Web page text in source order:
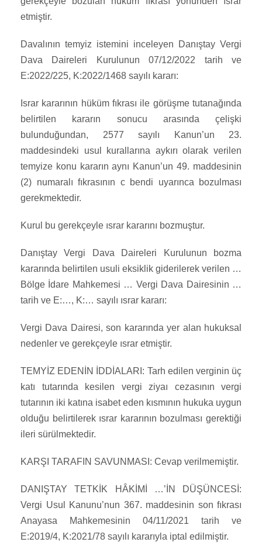
etmiştir.
Davalının temyiz istemini inceleyen Danıştay Vergi
Dava Daireleri Kurulunun 07/12/2022 tarih ve
E:2022/225, K:2022/1468 sayılı kararı:
Israr kararının hüküm fıkrası ile görüşme tutanağında
belirtilen kararın sonucu arasında çelişki
bulunduğundan, 2577 sayılı Kanun’un 23.
maddesindeki usul kurallarına aykırı olarak verilen
temyize konu kararın aynı Kanun’un 49. maddesinin
(2) numaralı fıkrasının c bendi uyarınca bozulması
gerekmektedir.
Kurul bu gerekçeyle ısrar kararını bozmuştur.
Danıştay Vergi Dava Daireleri Kurulunun bozma
kararında belirtilen usuli eksiklik giderilerek verilen …
Bölge İdare Mahkemesi … Vergi Dava Dairesinin …
tarih ve E:…, K:… sayılı ısrar kararı:
Vergi Dava Dairesi, son kararında yer alan hukuksal
nedenler ve gerekçeyle ısrar etmiştir.
TEMYİZ EDENİN İDDİALARI: Tarh edilen verginin üç
katı tutarında kesilen vergi ziyaı cezasının vergi
tutarının iki katına isabet eden kısmının hukuka uygun
olduğu belirtilerek ısrar kararının bozulması gerektiği
ileri sürülmektedir.
KARŞI TARAFIN SAVUNMASI: Cevap verilmemiştir.
DANIŞTAY TETKİK HÂKİMİ …’İN DÜŞÜNCESİ:
Vergi Usul Kanunu’nun 367. maddesinin son fıkrası
Anayasa Mahkemesinin 04/11/2021 tarih ve
E:2019/4, K:2021/78 sayılı kararıyla iptal edilmiştir.